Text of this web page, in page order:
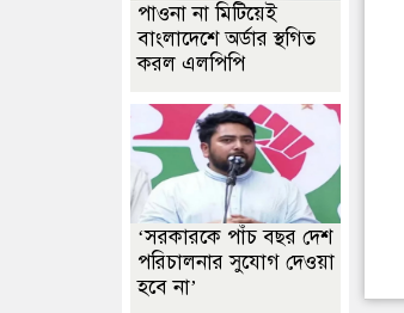
পাওনা না মিটিয়েই
বাংলাদেশে অর্ডার স্থগিত
করল এলপিপি
‘সরকারকে পাঁচ বছর দেশ
পরিচালনার সুযোগ দেওয়া
হবে না’